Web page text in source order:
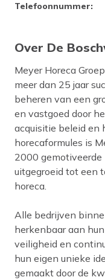
Telefoonnummer:
Over De
Meyer Horeca
meer dan 25 jaar
beheren van een
en vastgoed door
acquisitie beleid
horecaformules is
2000 gemotiveerde
uitgegroeid tot een
horeca.
Alle bedrijven
herkenbaar aan
veiligheid en
hun eigen unieke
gemaakt door de